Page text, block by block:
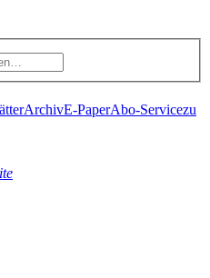
ArchivE-PaperAbo-Servicezu